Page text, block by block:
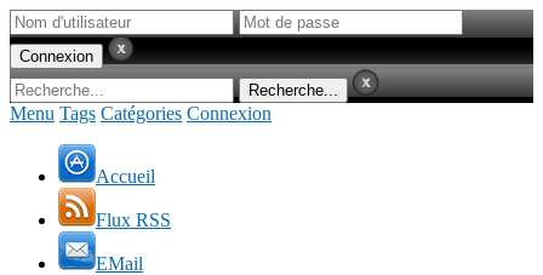
Menu Tags Catégories Connexion
Accueil
Flux RSS
EMail